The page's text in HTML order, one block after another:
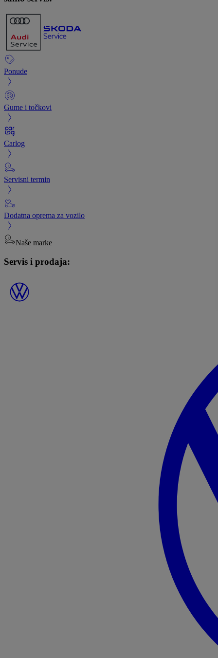
Ponude
Gume i točkovi
Carlog
Servisni termin
Dodatna oprema za vozilo
Naše marke
Servis i prodaja: